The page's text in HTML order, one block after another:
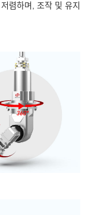
렴하며, 조작 및 유지